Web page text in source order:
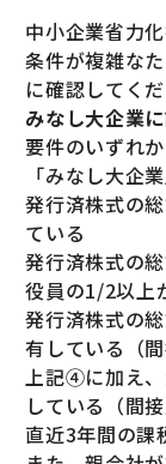
中小企業省力
条件が複雑な
に確認してくだ
みなし大企業
要件のいずれ
「みなし大企
発行済株式の
ている
発行済株式の
役員の1/2以上
発行済株式の
有している（間
上記④に加え
している（間接
直近3年間の課